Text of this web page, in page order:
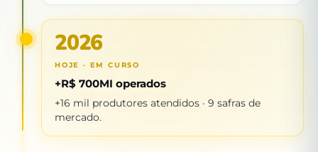
2026
HOJE · EM CURSO
+R$ 700MI operados
+16 mil produtores atendidos · 9 safras de
mercado.